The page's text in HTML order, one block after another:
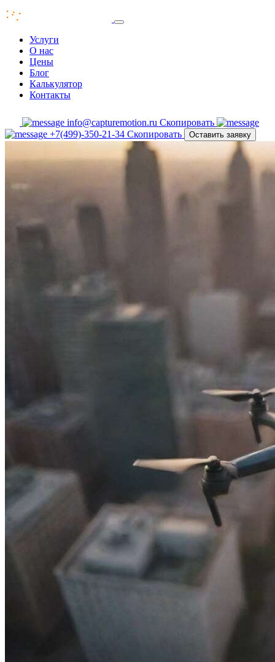
Услуги
О нас
Цены
Блог
Калькулятор
Контакты
info@capturemotion.ru Скопировать
+7(499)-350-21-34 Скопировать Оставить заявку